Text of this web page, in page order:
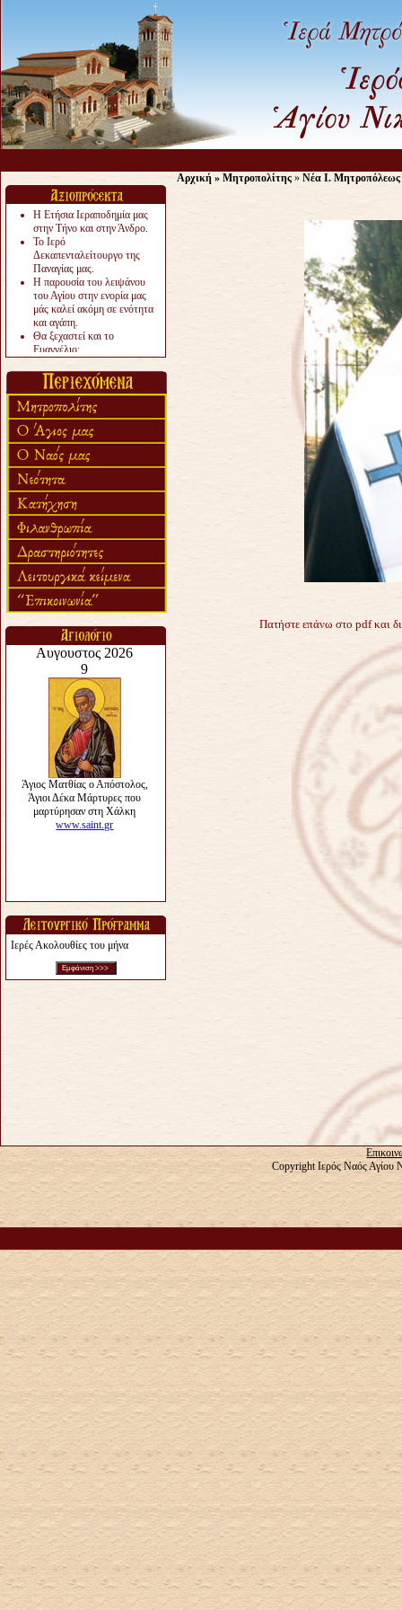
Η Ετήσια Ιεραποδημία μας
στην Τήνο και στην Άνδρο.
Το Ιερό
Δεκαπενταλείτουργο της
Παναγίας μας.
Η παρουσία του λειψάνου
του Αγίου στην ενορία μας
μάς καλεί ακόμη σε ενότητα
και αγάπη.
Θα ξεχαστεί και το
Ευαγγέλιο;
«πολύ αργά».
Ζητείται....
Ιερές Ακολουθίες του μήνα
Αρχική » Μητροπολίτης » Νέα Ι. Μητροπόλεως
Πατήστε επάνω στο pdf και
Copyright Ιερός Ναός Αγίου